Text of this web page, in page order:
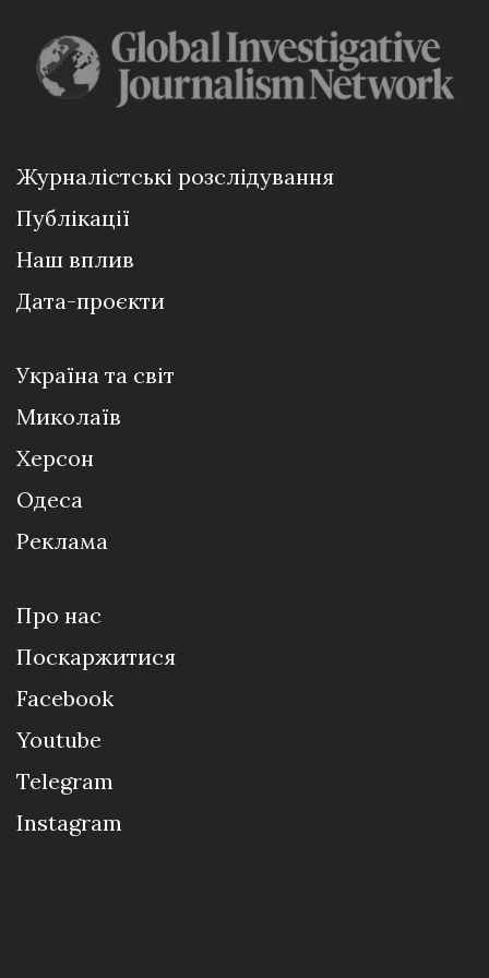
Журналістські розслідування
Публікації
Наш вплив
Дата-проєкти
Україна та світ
Миколаїв
Херсон
Одеса
Реклама
Про нас
Поскаржитися
Facebook
Youtube
Telegram
Instagram